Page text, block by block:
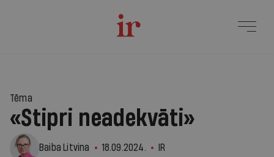
Tēma
«Stipri neadekvāti»
Baiba Litvina 18.09.2024. IR